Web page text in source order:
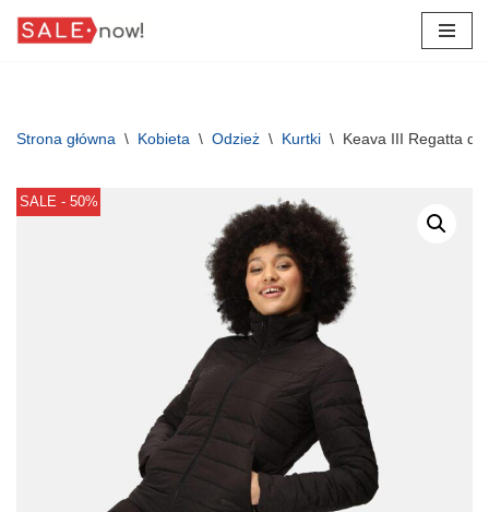
Strona główna \ Kobieta \ Odzież \ Kurtki \ Keava III Regatta
SALE - 50%